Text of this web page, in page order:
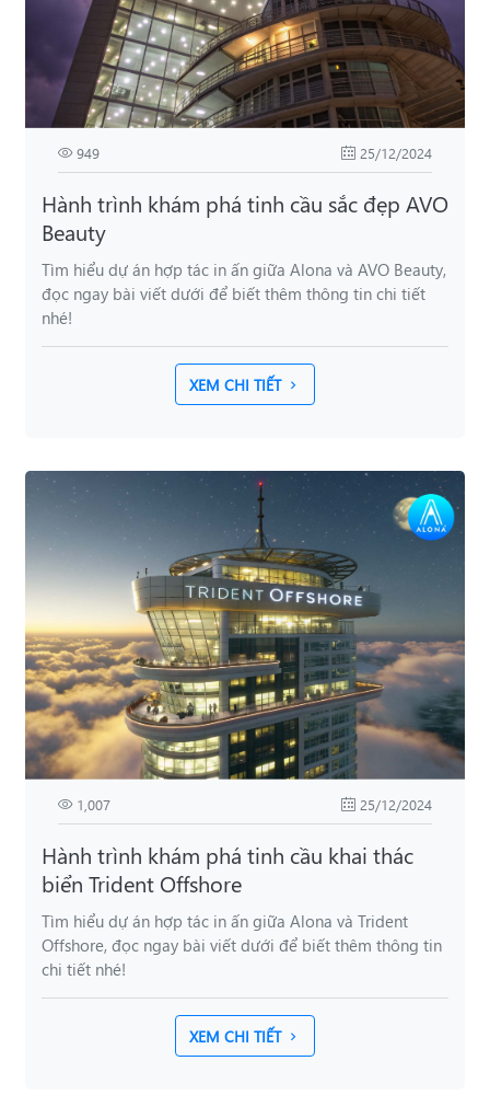
949 25/12/2024
Hành trình khám phá tinh cầu sắc đẹp AVO
Beauty
Tìm hiểu dự án hợp tác in ấn giữa Alona và AVO Beauty,
đọc ngay bài viết dưới để biết thêm thông tin chi tiết
nhé!
XEM CHI TIẾT
1,007 25/12/2024
Hành trình khám phá tinh cầu khai thác
biển Trident Offshore
Tìm hiểu dự án hợp tác in ấn giữa Alona và Trident
Offshore, đọc ngay bài viết dưới để biết thêm thông tin
chi tiết nhé!
XEM CHI TIẾT